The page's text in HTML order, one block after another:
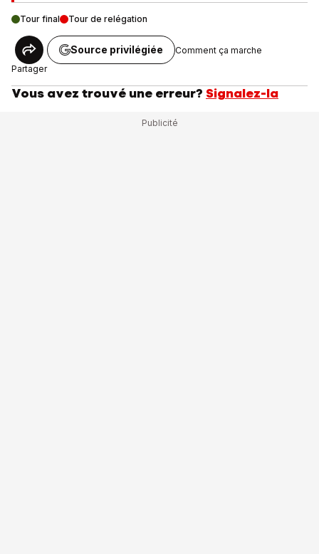
Tour final Tour de relégation
Partager
Source privilégiée Comment ça marche
Vous avez trouvé une erreur? Signalez-la